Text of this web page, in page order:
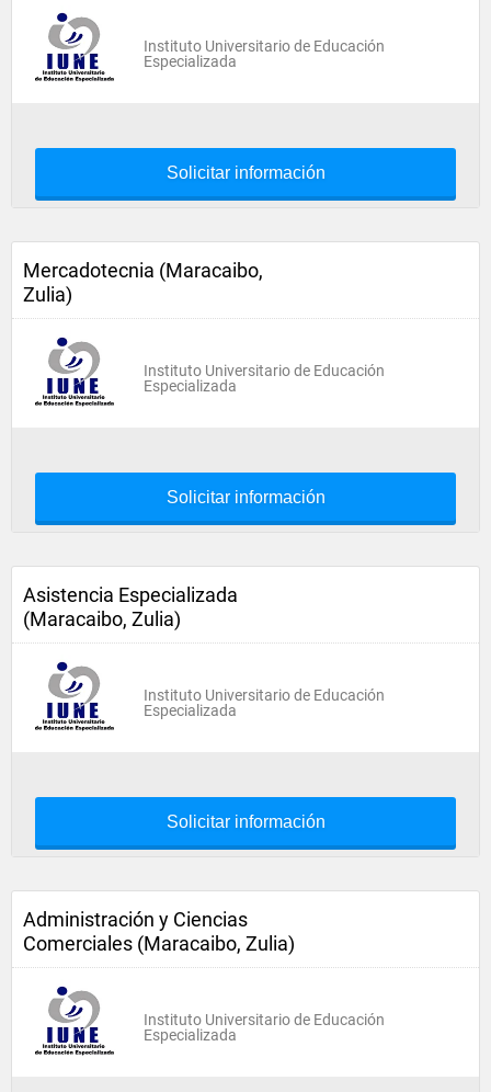
Instituto Universitario de Educación
Especializada
Solicitar información
Mercadotecnia (Maracaibo,
Zulia)
Instituto Universitario de Educación
Especializada
Solicitar información
Asistencia Especializada
(Maracaibo, Zulia)
Instituto Universitario de Educación
Especializada
Solicitar información
Administración y Ciencias
Comerciales (Maracaibo, Zulia)
Instituto Universitario de Educación
Especializada